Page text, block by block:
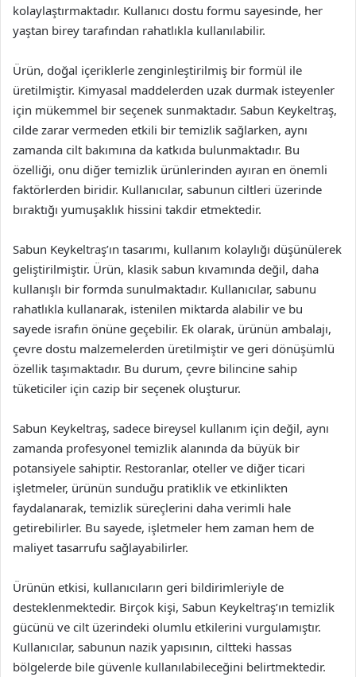
kolaylaştırmaktadır. Kullanıcı dostu formu sayesinde, her
yaştan birey tarafından rahatlıkla kullanılabilir.
Ürün, doğal içeriklerle zenginleştirilmiş bir formül ile
üretilmiştir. Kimyasal maddelerden uzak durmak isteyenler
için mükemmel bir seçenek sunmaktadır. Sabun Keykeltraş,
cilde zarar vermeden etkili bir temizlik sağlarken, aynı
zamanda cilt bakımına da katkıda bulunmaktadır. Bu
özelliği, onu diğer temizlik ürünlerinden ayıran en önemli
faktörlerden biridir. Kullanıcılar, sabunun ciltleri üzerinde
bıraktığı yumuşaklık hissini takdir etmektedir.
Sabun Keykeltraş’ın tasarımı, kullanım kolaylığı düşünülerek
geliştirilmiştir. Ürün, klasik sabun kıvamında değil, daha
kullanışlı bir formda sunulmaktadır. Kullanıcılar, sabunu
rahatlıkla kullanarak, istenilen miktarda alabilir ve bu
sayede israfın önüne geçebilir. Ek olarak, ürünün ambalajı,
çevre dostu malzemelerden üretilmiştir ve geri dönüşümlü
özellik taşımaktadır. Bu durum, çevre bilincine sahip
tüketiciler için cazip bir seçenek oluşturur.
Sabun Keykeltraş, sadece bireysel kullanım için değil, aynı
zamanda profesyonel temizlik alanında da büyük bir
potansiyele sahiptir. Restoranlar, oteller ve diğer ticari
işletmeler, ürünün sunduğu pratiklik ve etkinlikten
faydalanarak, temizlik süreçlerini daha verimli hale
getirebilirler. Bu sayede, işletmeler hem zaman hem de
maliyet tasarrufu sağlayabilirler.
Ürünün etkisi, kullanıcıların geri bildirimleriyle de
desteklenmektedir. Birçok kişi, Sabun Keykeltraş’ın temizlik
gücünü ve cilt üzerindeki olumlu etkilerini vurgulamıştır.
Kullanıcılar, sabunun nazik yapısının, ciltteki hassas
bölgelerde bile güvenle kullanılabileceğini belirtmektedir.